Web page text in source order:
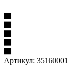
Артикул: 35160001